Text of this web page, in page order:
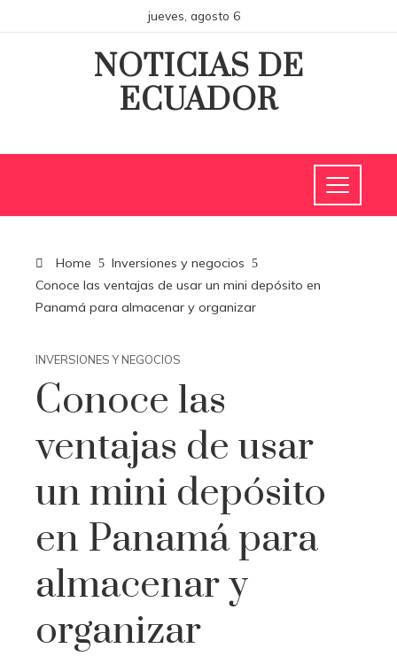
jueves, agosto 6
NOTICIAS DE
ECUADOR
Home
Inversiones y negocios
Conoce las ventajas de usar un mini depósito en
Panamá para almacenar y organizar
INVERSIONES Y NEGOCIOS
Conoce las
ventajas de usar
un mini depósito
en Panamá para
almacenar y
organizar